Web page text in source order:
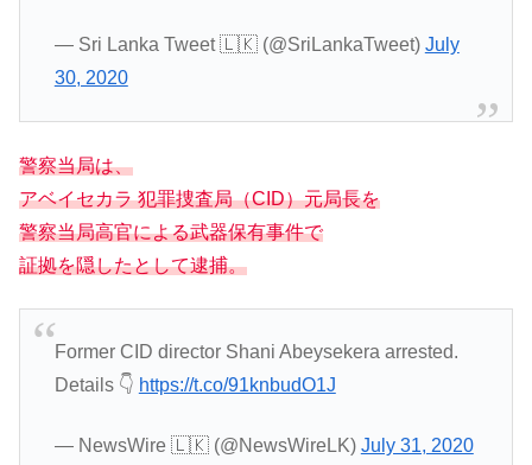
— Sri Lanka Tweet 🇱🇰 (@SriLankaTweet) July
30, 2020
警察当局は、
アベイセカラ 犯罪捜査局（CID）元局長を
警察当局高官による武器保有事件で
証拠を隠したとして逮捕。
Former CID director Shani Abeysekera arrested.
Details 👇 https://t.co/91knbudO1J
— NewsWire 🇱🇰 (@NewsWireLK) July 31, 2020